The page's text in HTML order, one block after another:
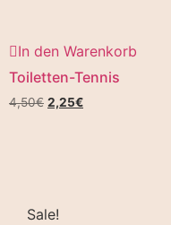
In den Warenkorb
Toiletten-Tennis
4,50€ 2,25€
Sale!